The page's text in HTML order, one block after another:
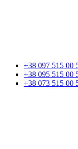
+38 097 515 00
+38 095 515 00
+38 073 515 00